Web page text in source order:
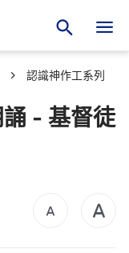
認識神作工系列
- 基督徒